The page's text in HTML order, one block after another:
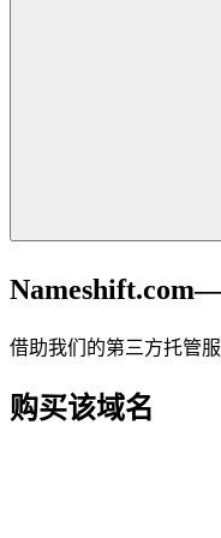
借助我们的第三方托管
购买该域名